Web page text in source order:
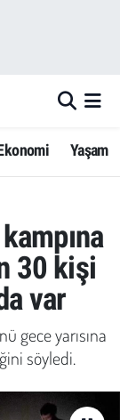
Yaşam
30 kişi
var
gece yarısına
söyledi.